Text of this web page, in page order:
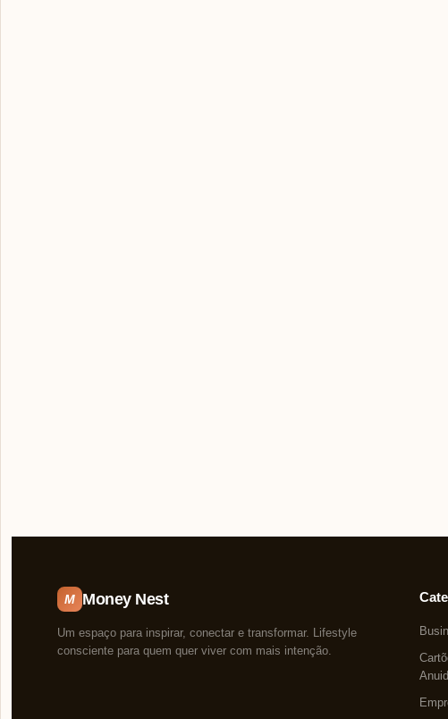
M Money Nest
Um espaço para inspirar, conectar e transformar. Lifestyle
consciente para quem quer viver com mais intenção.